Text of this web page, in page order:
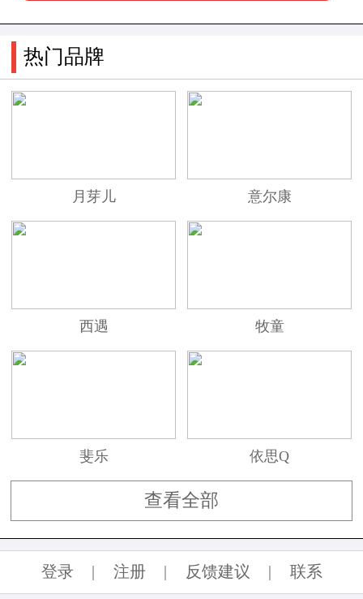
热门品牌
月芽儿 意尔康
西遇 牧童
斐乐 依思Q
查看全部
登录 注册 反馈建议 联系